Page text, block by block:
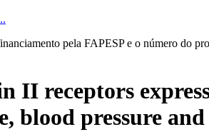
pela FAPESP e o número do
II receptors
blood pressure